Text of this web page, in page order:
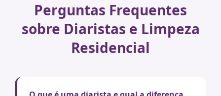
Perguntas Frequentes
sobre Diaristas e Limpeza
Residencial